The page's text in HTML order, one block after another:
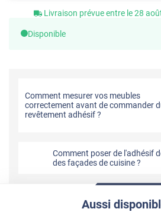
Livraison prévue entre le 28
Disponible
Comment mesurer vos meubles
correctement avant de commander
revêtement adhésif ?
Comment poser de l'adhésif
des façades de cuisine ?
Aussi